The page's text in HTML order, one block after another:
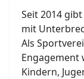
Seit 2014
mit
Als
Engagement
Kindern,